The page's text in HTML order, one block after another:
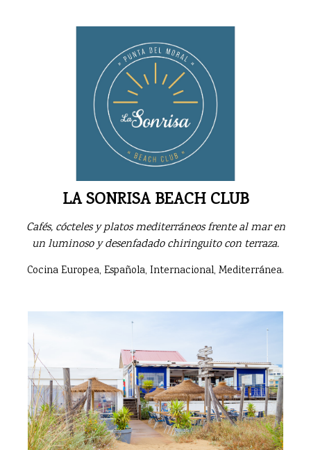
LA SONRISA BEACH CLUB
Cafés, cócteles y platos mediterráneos frente al mar en
un luminoso y desenfadado chiringuito con terraza.
Cocina Europea, Española, Internacional, Mediterránea.